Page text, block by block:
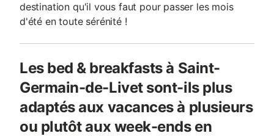
destination qu'il vous faut pour passer les mois
d'été en toute sérénité !
Les bed & breakfasts à Saint-
Germain-de-Livet sont-ils plus
adaptés aux vacances à plusieurs
ou plutôt aux week-ends en